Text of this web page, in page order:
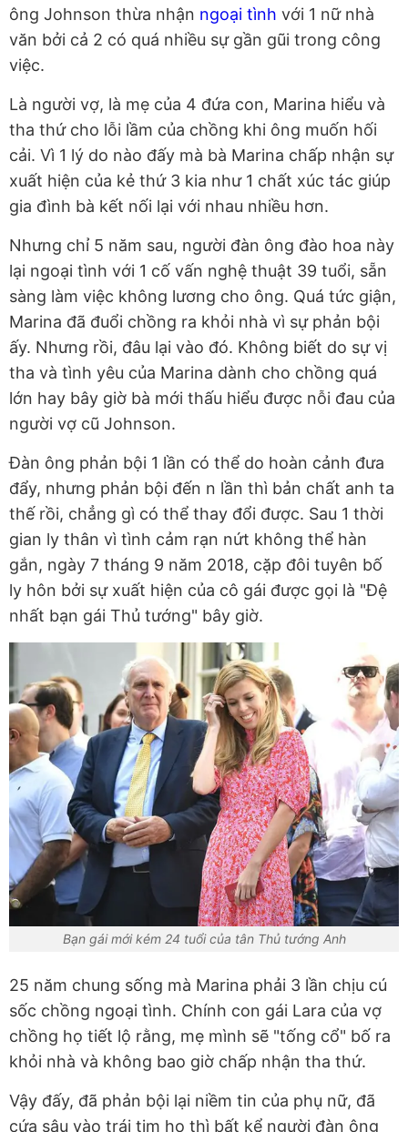
ông Johnson thừa nhận ngoại tình với 1 nữ nhà
văn bởi cả 2 có quá nhiều sự gần gũi trong công
việc.
Là người vợ, là mẹ của 4 đứa con, Marina hiểu và
tha thứ cho lỗi lầm của chồng khi ông muốn hối
cải. Vì 1 lý do nào đấy mà bà Marina chấp nhận sự
xuất hiện của kẻ thứ 3 kia như 1 chất xúc tác giúp
gia đình bà kết nối lại với nhau nhiều hơn.
Nhưng chỉ 5 năm sau, người đàn ông đào hoa này
lại ngoại tình với 1 cố vấn nghệ thuật 39 tuổi, sẵn
sàng làm việc không lương cho ông. Quá tức giận,
Marina đã đuổi chồng ra khỏi nhà vì sự phản bội
ấy. Nhưng rồi, đâu lại vào đó. Không biết do sự vị
tha và tình yêu của Marina dành cho chồng quá
lớn hay bây giờ bà mới thấu hiểu được nỗi đau của
người vợ cũ Johnson.
Đàn ông phản bội 1 lần có thể do hoàn cảnh đưa
đẩy, nhưng phản bội đến n lần thì bản chất anh ta
thế rồi, chẳng gì có thể thay đổi được. Sau 1 thời
gian ly thân vì tình cảm rạn nứt không thể hàn
gắn, ngày 7 tháng 9 năm 2018, cặp đôi tuyên bố
ly hôn bởi sự xuất hiện của cô gái được gọi là "Đệ
nhất bạn gái Thủ tướng" bây giờ.
Bạn gái mới kém 24 tuổi của tân Thủ tướng Anh
25 năm chung sống mà Marina phải 3 lần chịu cú
sốc chồng ngoại tình. Chính con gái Lara của vợ
chồng họ tiết lộ rằng, mẹ mình sẽ "tống cổ" bố ra
khỏi nhà và không bao giờ chấp nhận tha thứ.
Vậy đấy, đã phản bội lại niềm tin của phụ nữ, đã
cứa sâu vào trái tim họ thì bất kể người đàn ông